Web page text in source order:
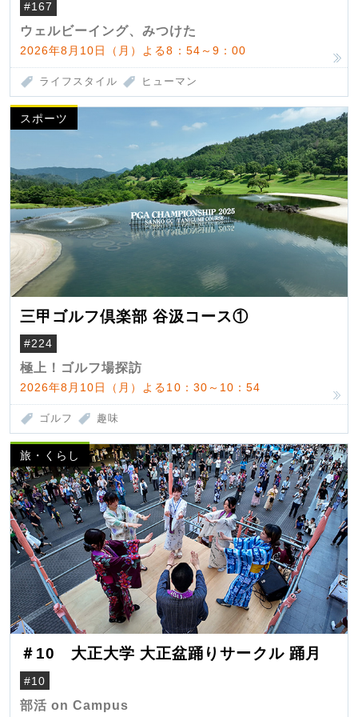
#167
ウェルビーイング、みつけた
2026年8月10日（月）よる8：54～9：00
ライフスタイル ヒューマン
スポーツ
三甲ゴルフ倶楽部 谷汲コース①
#224
極上！ゴルフ場探訪
2026年8月10日（月）よる10：30～10：54
ゴルフ 趣味
旅・くらし
＃10 大正大学 大正盆踊りサークル 踊月
#10
部活 on Campus